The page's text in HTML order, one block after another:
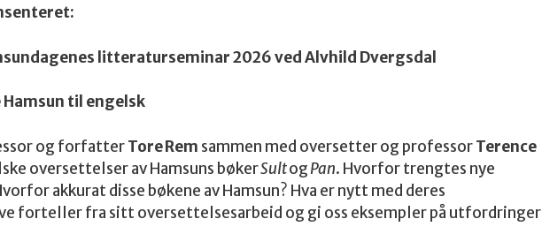
litteraturseminar 2026 ved Alvhild Dvergsdal
Hamsun til engelsk
og forfatterTore Rem sammen med oversetter og professorTerence
oversettelser av Hamsuns bøkerSultogPan. Hvorfor trengtes nye
akkurat disse bøkene av Hamsun? Hva er nytt med deres
forteller fra sitt oversettelsesarbeid og gi oss eksempler på utfordringer